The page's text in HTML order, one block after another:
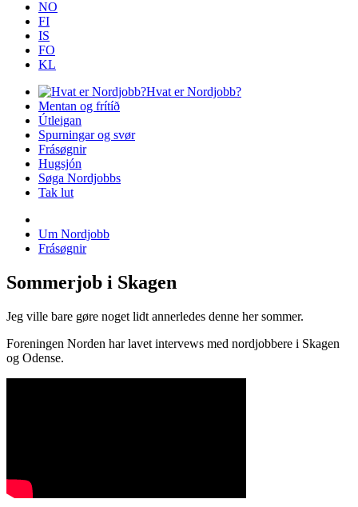
NO
FI
IS
FO
KL
Hvat er Nordjobb?
Mentan og frítíð
Útleigan
Spurningar og svør
Frásøgnir
Hugsjón
Søga Nordjobbs
Tak lut
Um Nordjobb
Frásøgnir
Sommerjob i Skagen
Jeg ville bare gøre noget lidt annerledes denne her sommer.
Foreningen Norden har lavet intervews med nordjobbere i Skagen
og Odense.